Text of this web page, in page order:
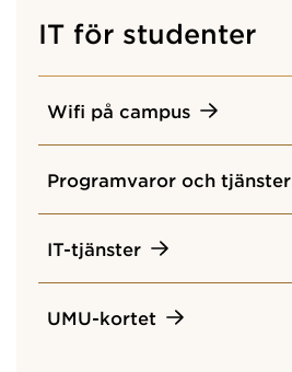
IT för studenter
Wifi på campus
Programvaror och tjänster
IT-tjänster
UMU-kortet